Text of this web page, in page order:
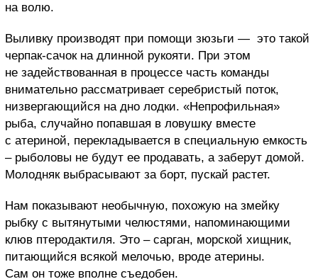
на волю.
Выливку производят при помощи зюзьги — это такой
черпак-сачок на длинной рукояти. При этом
не задействованная в процессе часть команды
внимательно рассматривает серебристый поток,
низвергающийся на дно лодки. «Непрофильная»
рыба, случайно попавшая в ловушку вместе
с атериной, перекладывается в специальную емкость
– рыболовы не будут ее продавать, а заберут домой.
Молодняк выбрасывают за борт, пускай растет.
Нам показывают необычную, похожую на змейку
рыбку с вытянутыми челюстями, напоминающими
клюв птеродактиля. Это – сарган, морской хищник,
питающийся всякой мелочью, вроде атерины.
Сам он тоже вполне съедобен.